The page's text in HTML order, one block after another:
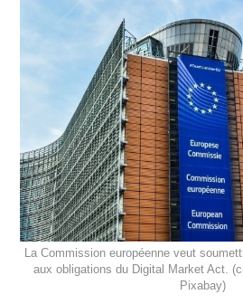
La Commission européenne veut
aux obligations du Digital Market Act.
Pixabay)